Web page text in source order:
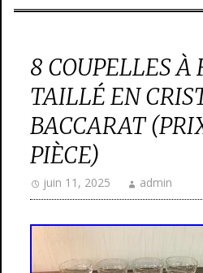
8 COUPELLES À
TAILLÉ EN
BACCARAT
PIÈCE)
juin 11, 2025 admin